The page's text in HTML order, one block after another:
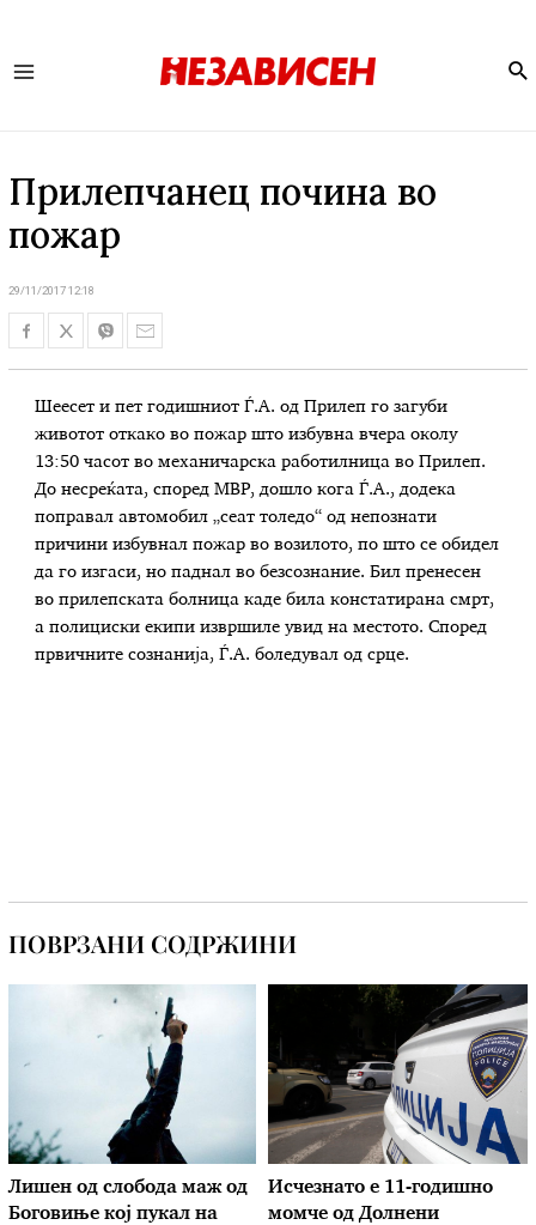
Прилепчанец почина во
пожар
29/11/2017 12:18
Шеесет и пет годишниот Ѓ.А. од Прилеп го загуби
животот откако во пожар што избувна вчера околу
13:50 часот во механичарска работилница во Прилеп.
До несреќата, според МВР, дошло кога Ѓ.А., додека
поправал автомобил „сеат толедо“ од непознати
причини избувнал пожар во возилото, по што се обидел
да го изгаси, но паднал во безсознание. Бил пренесен
во прилепската болница каде била констатирана смрт,
а полициски екипи извршиле увид на местото. Според
првичните сознанија, Ѓ.А. боледувал од срце.
ПОВРЗАНИ СОДРЖИНИ
Лишен од слобода маж од
Боговиње кој пукал на
Исчезнато е 11-годишно
момче од Долнени